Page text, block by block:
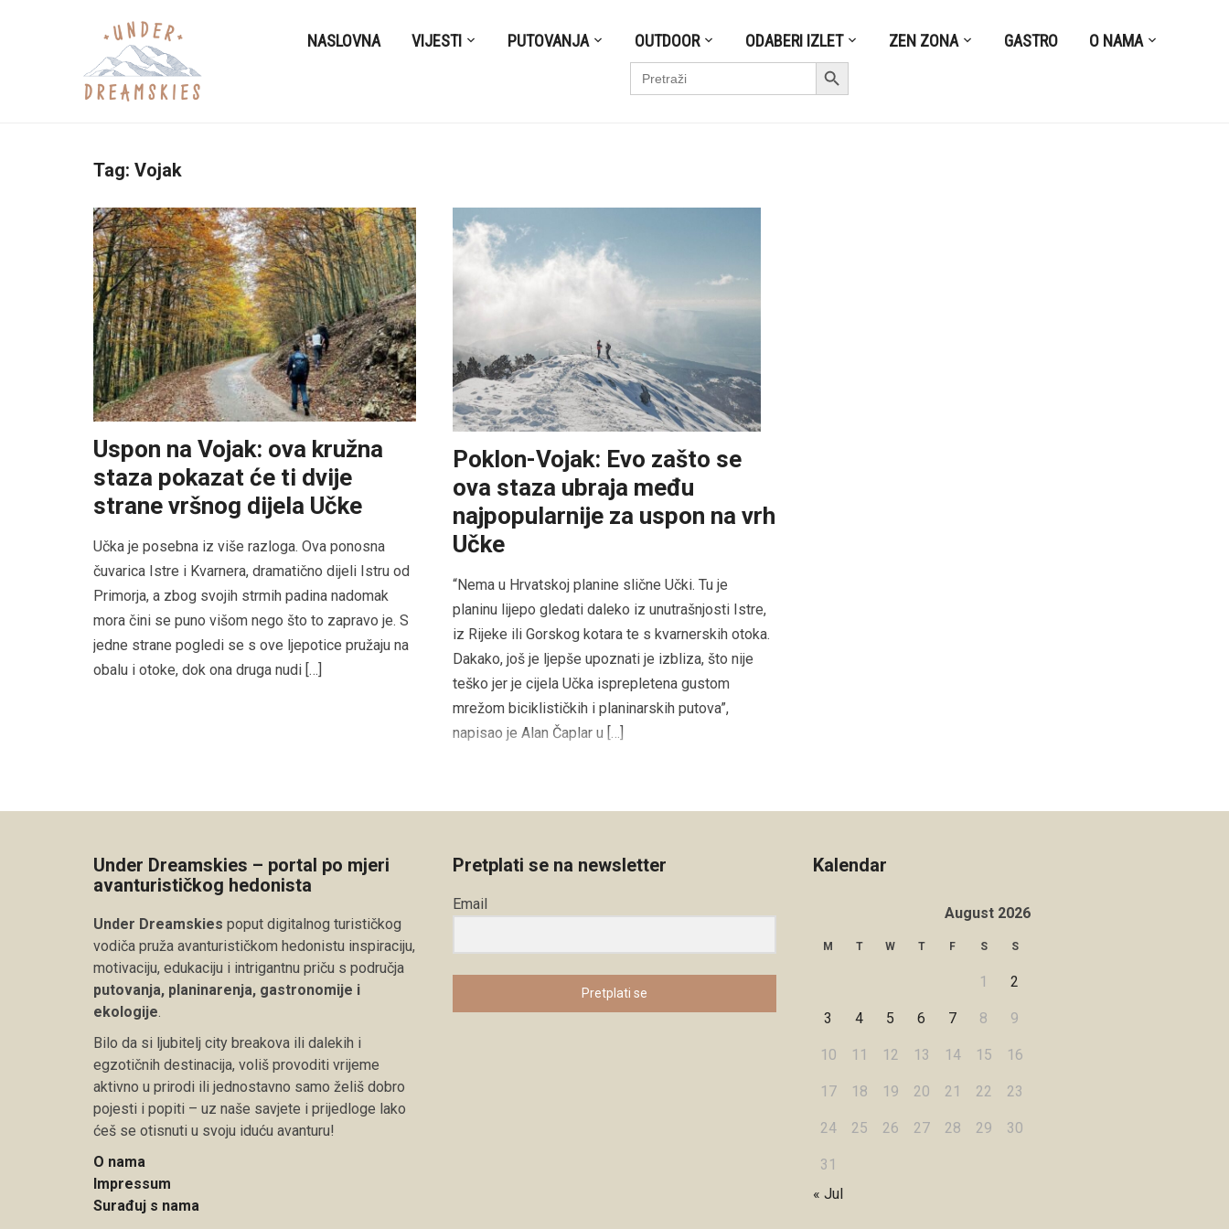
NASLOVNA VIJESTI PUTOVANJA OUTDOOR ODABERI IZLET ZEN ZONA GASTRO O NAMA
Search
for:
Search Button
Tag: Vojak
Uspon na Vojak: ova kružna
staza pokazat će ti dvije
strane vršnog dijela Učke
Učka je posebna iz više razloga. Ova ponosna
čuvarica Istre i Kvarnera, dramatično dijeli Istru od
Primorja, a zbog svojih strmih padina nadomak
mora čini se puno višom nego što to zapravo je. S
jedne strane pogledi se s ove ljepotice pružaju na
obalu i otoke, dok ona druga nudi […]
Poklon-Vojak: Evo zašto se
ova staza ubraja među
najpopularnije za uspon na vrh
Učke
“Nema u Hrvatskoj planine slične Učki. Tu je
planinu lijepo gledati daleko iz unutrašnjosti Istre,
iz Rijeke ili Gorskog kotara te s kvarnerskih otoka.
Dakako, još je ljepše upoznati je izbliza, što nije
teško jer je cijela Učka isprepletena gustom
mrežom biciklističkih i planinarskih putova”,
napisao je Alan Čaplar u […]
Under Dreamskies – portal po mjeri
avanturističkog hedonista
Under Dreamskies poput digitalnog turističkog
vodiča pruža avanturističkom hedonistu inspiraciju,
motivaciju, edukaciju i intrigantnu priču s područja
putovanja, planinarenja, gastronomije i
ekologije.
Bilo da si ljubitelj city breakova ili dalekih i
egzotičnih destinacija, voliš provoditi vrijeme
aktivno u prirodi ili jednostavno samo želiš dobro
pojesti i popiti – uz naše savjete i prijedloge lako
ćeš se otisnuti u svoju iduću avanturu!
O nama
Impressum
Surađuj s nama
Pretplati se na newsletter
Email
Pretplati se
Kalendar
August 2026
M T W T F S S
1 2
3 4 5 6 7 8 9
10 11 12 13 14 15 16
17 18 19 20 21 22 23
24 25 26 27 28 29 30
31
« Jul